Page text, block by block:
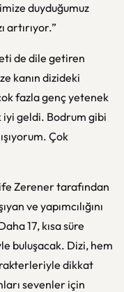
duyduğumuz
artırıyor.”
de dile getiren
kanın dizideki
fazla genç yetenek
geldi. Bodrum gibi
Çok
Zerener tarafından
ve yapımcılığını
17, kısa süre
buluşacak. Dizi, hem
dikkat
sevenler için